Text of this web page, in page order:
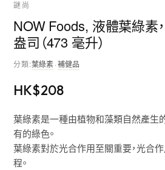
謎尚
NOW Foods, 液體葉綠素
盎司（473 毫升）
分類:葉綠素·補健品
HK$208
葉綠素是一種由植物和藻類自然產生
有的綠色。
葉綠素對於光合作用至關重要，光合
程。